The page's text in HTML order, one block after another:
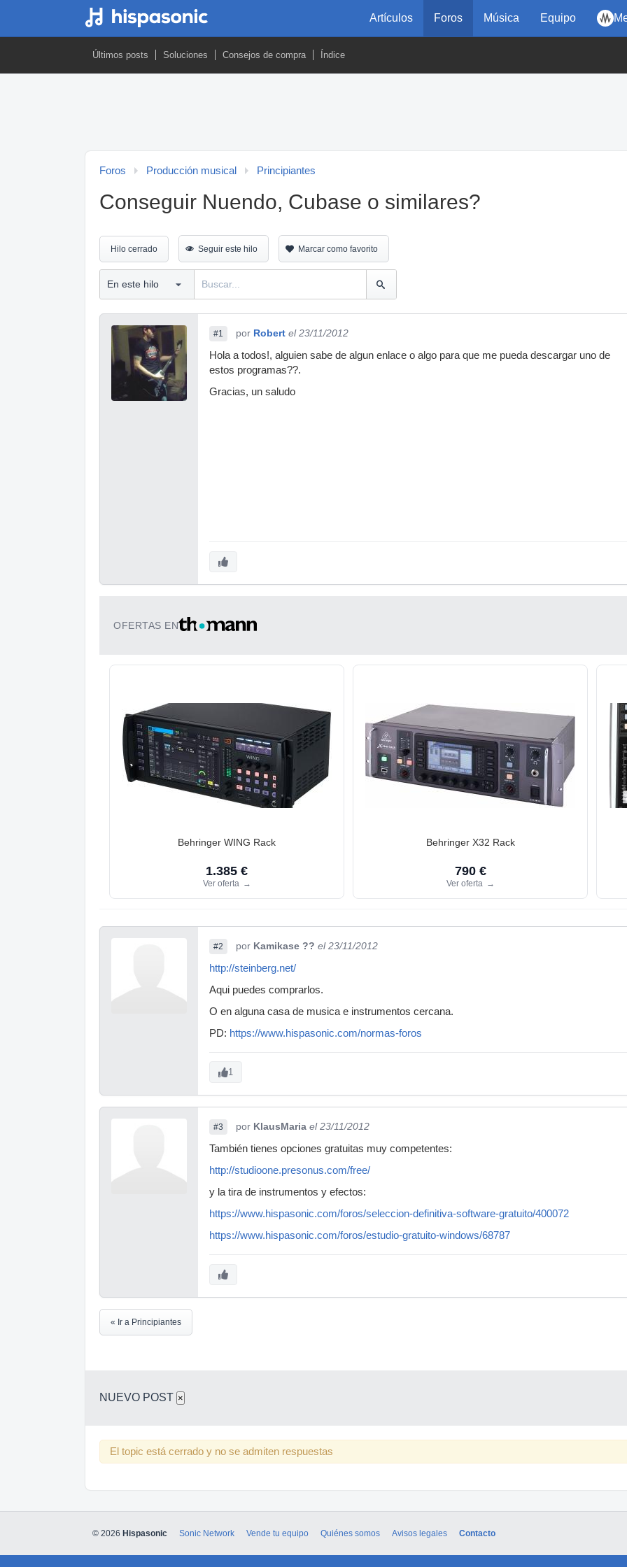
Artículos Foros Música Equipo
Últimos posts Soluciones Consejos de compra Índice
Foros Producción musical Principiantes
Conseguir Nuendo, Cubase o similares?
Hilo cerrado Seguir este hilo Marcar como favorito
#1 por Robert el 23/11/2012
Hola a todos!, alguien sabe de algun enlace o algo para que me pueda descargar uno de
estos programas??.
Gracias, un saludo
OFERTAS EN
Behringer WING Rack
1.385 €
Ver oferta →
Behringer X32 Rack
790 €
Ver oferta →
#2 por Kamikase ?? el 23/11/2012
http://steinberg.net/
Aqui puedes comprarlos.
O en alguna casa de musica e instrumentos cercana.
PD: https://www.hispasonic.com/normas-foros
1
#3 por KlausMaria el 23/11/2012
También tienes opciones gratuitas muy competentes:
http://studioone.presonus.com/free/
y la tira de instrumentos y efectos:
https://www.hispasonic.com/foros/seleccion-definitiva-software-gratuito/400072
https://www.hispasonic.com/foros/estudio-gratuito-windows/68787
« Ir a Principiantes
NUEVO POST ×
El topic está cerrado y no se admiten respuestas
© 2026 Hispasonic Sonic Network Vende tu equipo Quiénes somos Avisos legales Contacto